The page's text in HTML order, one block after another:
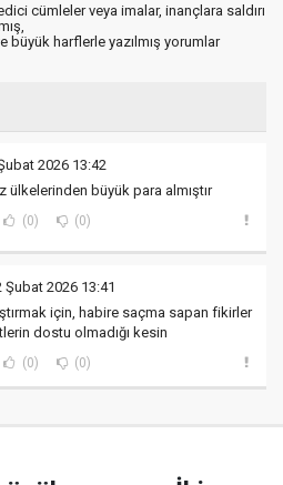
cümleler veya imalar, inançlara saldırı
büyük harflerle yazılmış yorumlar
2026 13:42
ülkelerinden büyük para almıştır
(0) (0)
Şubat 2026 13:41
için, habire saçma sapan fikirler
dostu olmadığı kesin
(0) (0)